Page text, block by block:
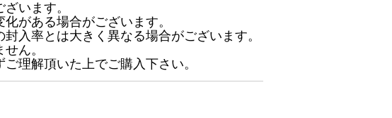
います。
がある場合がございます。
入率とは大きく異なる場合がございます。
ん。
理解頂いた上でご購入下さい。